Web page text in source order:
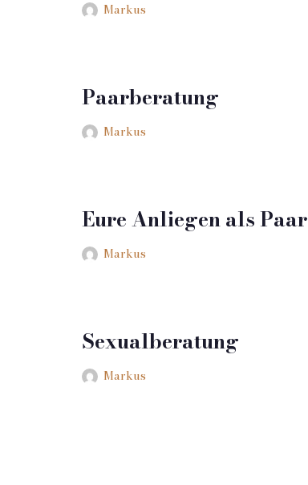
Markus
Paarberatung
Markus
Eure Anliegen als Paar
Markus
Sexualberatung
Markus